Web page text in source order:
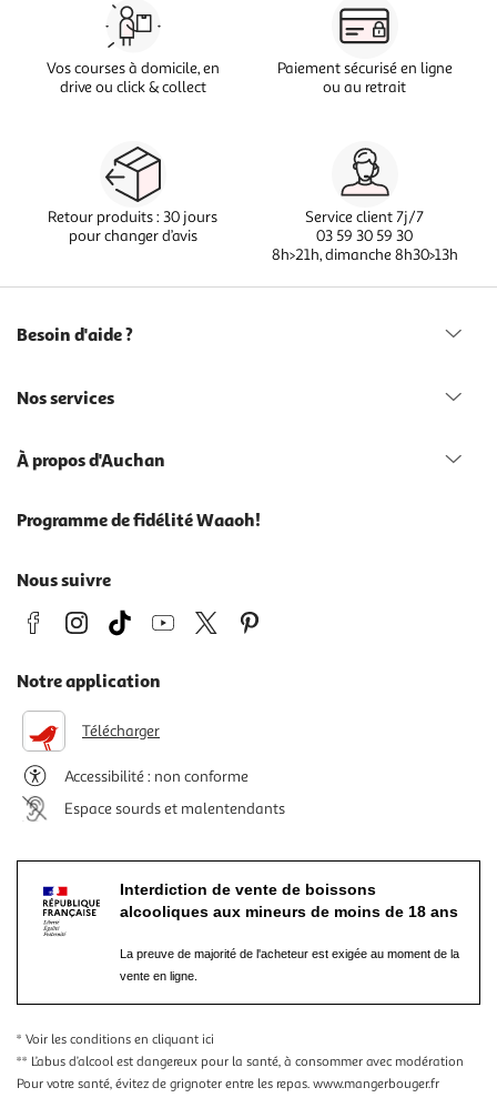
Vos courses à domicile, en
drive ou click & collect
Paiement sécurisé en ligne
ou au retrait
Retour produits : 30 jours
pour changer d’avis
Service client 7j/7
03 59 30 59 30
8h>21h, dimanche 8h30>13h
Besoin d'aide ?
Nos services
À propos d'Auchan
Programme de fidélité Waaoh!
Nous suivre
Notre application
Télécharger
Accessibilité : non conforme
Espace sourds et malentendants
Interdiction de vente de boissons
alcooliques aux mineurs de moins de 18 ans
La preuve de majorité de l'acheteur est exigée au moment de la
vente en ligne.
* Voir les conditions en cliquant ici
** L’abus d’alcool est dangereux pour la santé, à consommer avec modération
Pour votre santé, évitez de grignoter entre les repas. www.mangerbouger.fr